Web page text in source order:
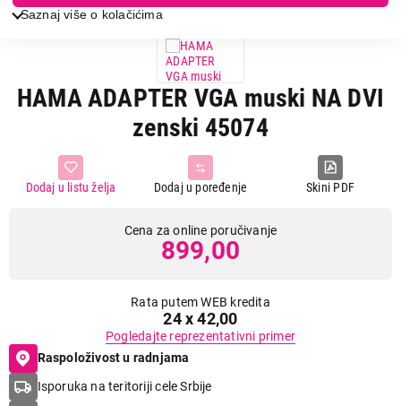
Saznaj više o kolačićima
HAMA ADAPTER VGA muski NA DVI
zenski 45074
Skini PDF
Dodaj u poređenje
Dodaj u listu želja
Cena za online poručivanje
899,00
Rata putem WEB kredita
24 x 42,00
Pogledajte reprezentativni primer
Raspoloživost u radnjama
Isporuka na teritoriji cele Srbije